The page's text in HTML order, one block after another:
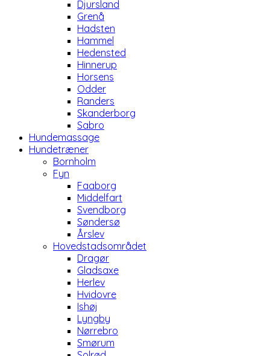
Djursland
Grenå
Hadsten
Hammel
Hedensted
Hinnerup
Horsens
Odder
Randers
Skanderborg
Sabro
Hundemassage
Hundetræner
Bornholm
Fyn
Faaborg
Middelfart
Svendborg
Søndersø
Årslev
Hovedstadsområdet
Dragør
Gladsaxe
Herlev
Hvidovre
Ishøj
Lyngby
Nørrebro
Smørum